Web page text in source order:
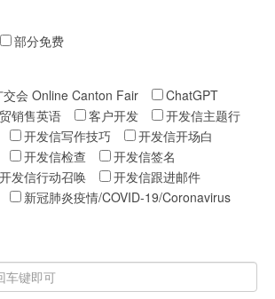
部分免费
会 Online Canton Fair
ChatGPT
销售英语 客户开发
开发信主题行
开发信写作技巧
开发信开场白
开发信检查
开发信签名
开发信行动召唤
开发信跟进邮件
新冠肺炎疫情/COVID-19/Coronavirus